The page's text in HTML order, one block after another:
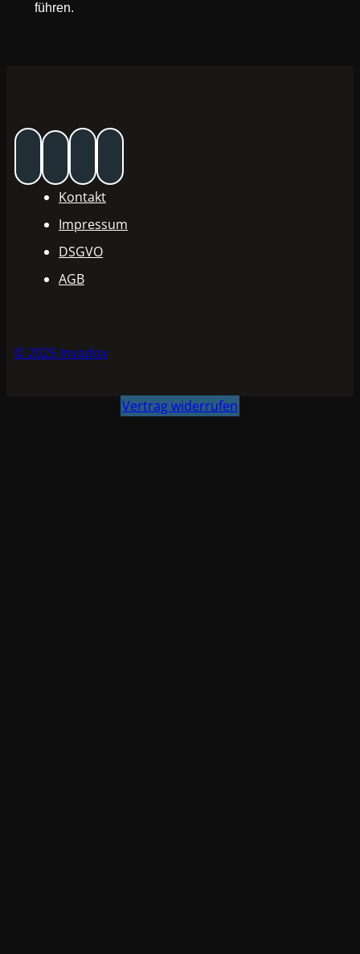
führen.
Kontakt
Impressum
DSGVO
AGB
© 2025 Invadox
Vertrag widerrufen